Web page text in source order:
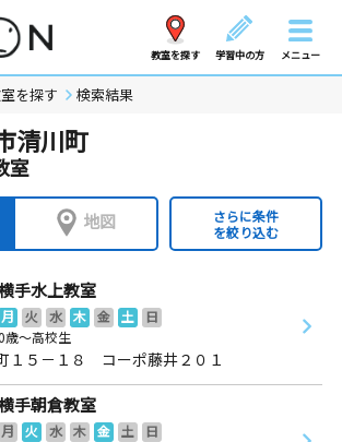
教室を探す 学習中の方 メニュー
を探す 検索結果
清川町
室
地図
さらに条件
を絞り込む
手水上教室
月 火 水 木 金 土
日
歳～高校生
１５－１８ コーポ藤井２０１
手朝倉教室
月 火 水 木 金 土
日